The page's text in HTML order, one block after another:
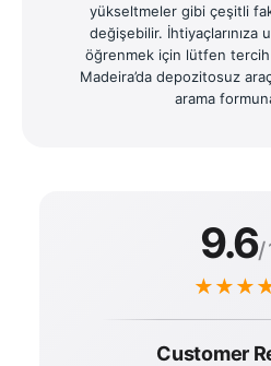
yükseltmeler gibi çeşitli
değişebilir. İhtiyaçlarınıza
öğrenmek için lütfen
Madeira’da depozitosuz araç
arama
9.6/
★★★
Customer